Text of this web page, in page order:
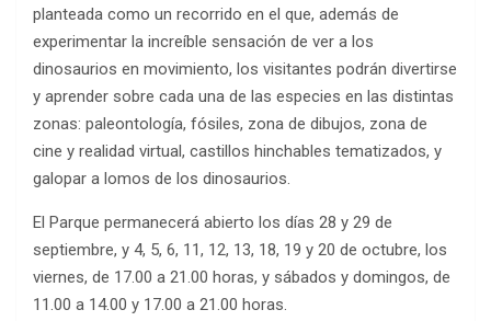
planteada como un recorrido en el que, además de
experimentar la increíble sensación de ver a los
dinosaurios en movimiento, los visitantes podrán divertirse
y aprender sobre cada una de las especies en las distintas
zonas: paleontología, fósiles, zona de dibujos, zona de
cine y realidad virtual, castillos hinchables tematizados, y
galopar a lomos de los dinosaurios.
El Parque permanecerá abierto los días 28 y 29 de
septiembre, y 4, 5, 6, 11, 12, 13, 18, 19 y 20 de octubre, los
viernes, de 17.00 a 21.00 horas, y sábados y domingos, de
11.00 a 14.00 y 17.00 a 21.00 horas.